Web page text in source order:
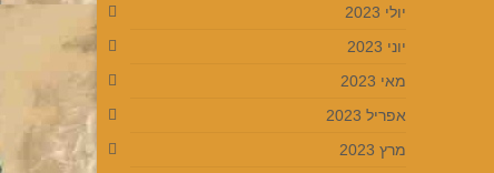
יולי 2023
יוני 2023
מאי 2023
אפריל 2023
מרץ 2023